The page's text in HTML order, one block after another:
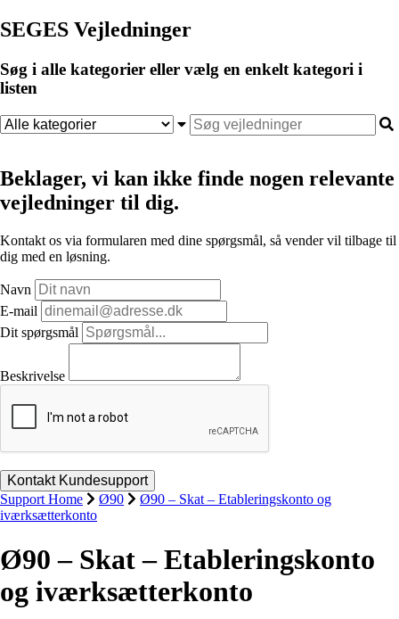
SEGES Vejledninger
Søg i alle kategorier eller vælg en enkelt kategori i
listen
Beklager, vi kan ikke finde nogen relevante
vejledninger til dig.
Kontakt os via formularen med dine spørgsmål, så vender vil tilbage til
dig med en løsning.
Navn
E-mail
Dit spørgsmål
Beskrivelse
Support Home Ø90
Ø90 – Skat – Etableringskonto og
iværksætterkonto
Ø90 – Skat – Etableringskonto
og iværksætterkonto